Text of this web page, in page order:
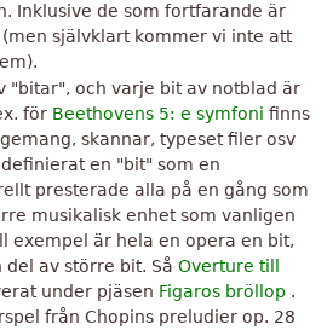
Inklusive de som fortfarande är
självklart kommer vi inte att
"bitar", och varje bit av notblad är
för Beethovens 5: e symfoni finns
skannar, typeset filer osv
en "bit" som en
presterade alla på en gång som
musikalisk enhet som vanligen
exempel är hela en opera en bit,
av större bit. Så Overture till
under pjäsen Figaros bröllop .
från Chopins preludier op. 28